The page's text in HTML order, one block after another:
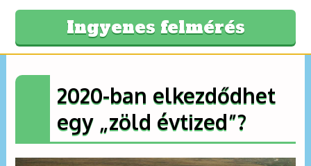
Ingyenes felmérés
2020-ban elkezdődhet
egy „zöld évtized”?